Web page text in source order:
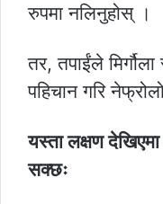
रुपमा नलिनुहोस् ।
तर, तपाईंले
पहिचान गरि
यस्ता लक्षण देखिएमा
सक्छः